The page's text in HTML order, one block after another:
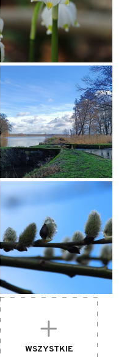
JOANNY" W
utworzono w 1962
24,23 ha.Obejmuje on
wzgórza o wysokości
do Wzgórz
te stanowią
będącego
wyznaczającym
zlodowacenia.
oddzielają od siebie
czyli dwa
w Dolinie Baryczy.
zwane też Wieżycą)
buczyny niżowej
Buk osiąga tu
zasięgu. Oba
występujący również
zespół grądu
należą do siedlisk
WSZYSTKIE